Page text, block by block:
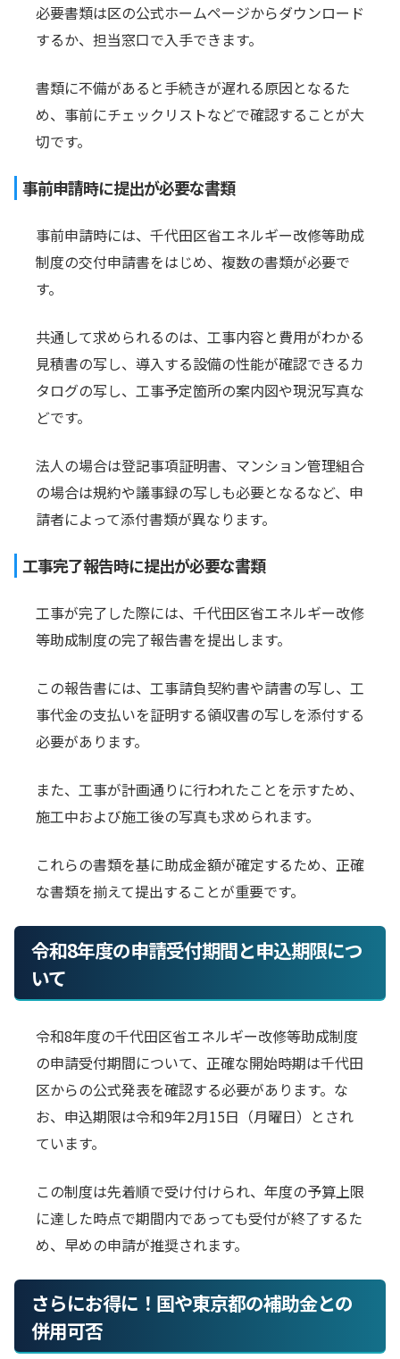
必要書類は区の公式ホームページからダウンロード
するか、担当窓口で入手できます。
書類に不備があると手続きが遅れる原因となるた
め、事前にチェックリストなどで確認することが大
切です。
事前申請時に提出が必要な書類
事前申請時には、千代田区省エネルギー改修等助成
制度の交付申請書をはじめ、複数の書類が必要で
す。
共通して求められるのは、工事内容と費用がわかる
見積書の写し、導入する設備の性能が確認できるカ
タログの写し、工事予定箇所の案内図や現況写真な
どです。
法人の場合は登記事項証明書、マンション管理組合
の場合は規約や議事録の写しも必要となるなど、申
請者によって添付書類が異なります。
工事完了報告時に提出が必要な書類
工事が完了した際には、千代田区省エネルギー改修
等助成制度の完了報告書を提出します。
この報告書には、工事請負契約書や請書の写し、工
事代金の支払いを証明する領収書の写しを添付する
必要があります。
また、工事が計画通りに行われたことを示すため、
施工中および施工後の写真も求められます。
これらの書類を基に助成金額が確定するため、正確
な書類を揃えて提出することが重要です。
令和8年度の申請受付期間と申込期限につ
いて
令和8年度の千代田区省エネルギー改修等助成制度
の申請受付期間について、正確な開始時期は千代田
区からの公式発表を確認する必要があります。な
お、申込期限は令和9年2月15日（月曜日）とされ
ています。
この制度は先着順で受け付けられ、年度の予算上限
に達した時点で期間内であっても受付が終了するた
め、早めの申請が推奨されます。
さらにお得に！国や東京都の補助金との
併用可否